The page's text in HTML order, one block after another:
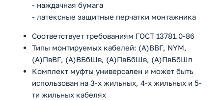
- наждачная бумага
- латексные защитные перчатки монтажника
Соответствует требованиям ГОСТ 13781.0-86
Типы монтируемых кабелей: (А)ВВГ, NYM,
(А)ПвВГ, (А)ВБбШв, (А)ПвБбШв, (А)ПвБбШп
Комплект муфты универсален и может быть
использован на 3-х жильных, 4-х жильных и 5-
ти жильных кабелях